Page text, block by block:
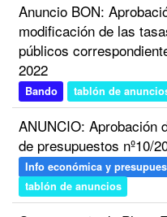
Anuncio BON:
modificación de las
públicos
2022
Bando tablón de
ANUNCIO: Aprobación
de presupuestos nº10/
Info económica y
tablón de anuncios